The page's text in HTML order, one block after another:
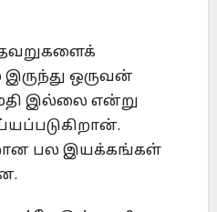
ஒருவன்
இல்லை என்று
பல இயக்கங்கள்